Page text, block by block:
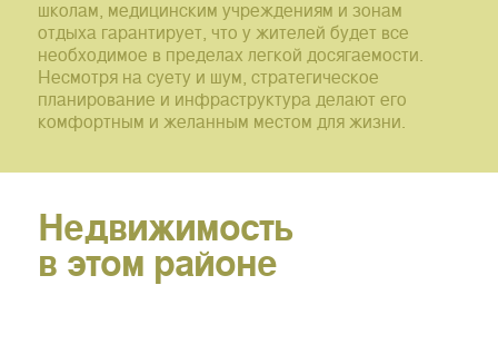
школам, медицинским учреждениям и зонам
отдыха гарантирует, что у жителей будет все
необходимое в пределах легкой досягаемости.
Несмотря на суету и шум, стратегическое
планирование и инфраструктура делают его
комфортным и желанным местом для жизни.
Недвижимость
в этом районе